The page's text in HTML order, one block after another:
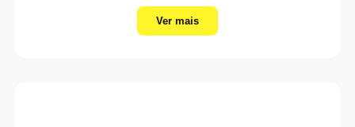
Ver mais